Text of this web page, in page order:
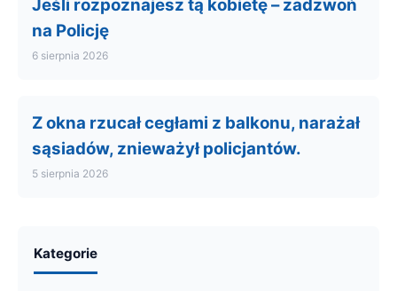
Jeśli rozpoznajesz tą kobietę – zadzwoń
na Policję
6 sierpnia 2026
Z okna rzucał cegłami z balkonu, narażał
sąsiadów, znieważył policjantów.
5 sierpnia 2026
Kategorie